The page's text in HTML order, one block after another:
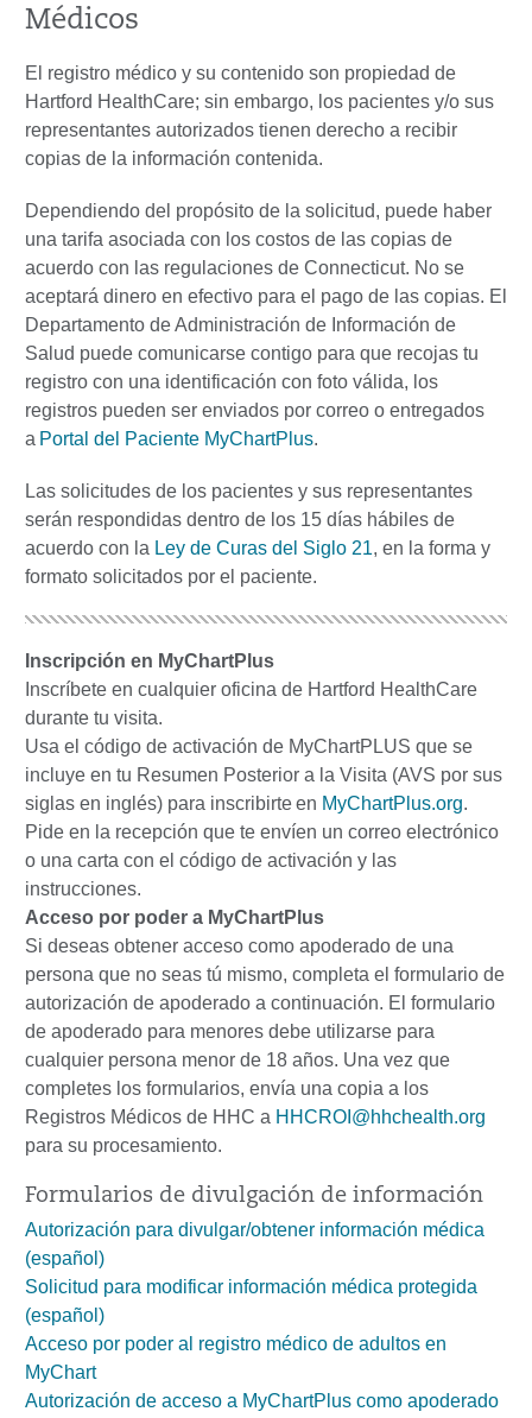
Médicos
El registro médico y su contenido son propiedad de
Hartford HealthCare; sin embargo, los pacientes y/o sus
representantes autorizados tienen derecho a recibir
copias de la información contenida.
Dependiendo del propósito de la solicitud, puede haber
una tarifa asociada con los costos de las copias de
acuerdo con las regulaciones de Connecticut. No se
aceptará dinero en efectivo para el pago de las copias. El
Departamento de Administración de Información de
Salud puede comunicarse contigo para que recojas tu
registro con una identificación con foto válida, los
registros pueden ser enviados por correo o entregados
a Portal del Paciente MyChartPlus.
Las solicitudes de los pacientes y sus representantes
serán respondidas dentro de los 15 días hábiles de
acuerdo con la Ley de Curas del Siglo 21, en la forma y
formato solicitados por el paciente.
Inscripción en MyChartPlus
Inscríbete en cualquier oficina de Hartford HealthCare
durante tu visita.
Usa el código de activación de MyChartPLUS que se
incluye en tu Resumen Posterior a la Visita (AVS por sus
siglas en inglés) para inscribirte en MyChartPlus.org.
Pide en la recepción que te envíen un correo electrónico
o una carta con el código de activación y las
instrucciones.
Acceso por poder a MyChartPlus
Si deseas obtener acceso como apoderado de una
persona que no seas tú mismo, completa el formulario de
autorización de apoderado a continuación. El formulario
de apoderado para menores debe utilizarse para
cualquier persona menor de 18 años. Una vez que
completes los formularios, envía una copia a los
Registros Médicos de HHC a HHCROI@hhchealth.org
para su procesamiento.
Formularios de divulgación de información
Autorización para divulgar/obtener información médica
(español)
Solicitud para modificar información médica protegida
(español)
Acceso por poder al registro médico de adultos en
MyChart
Autorización de acceso a MyChartPlus como apoderado